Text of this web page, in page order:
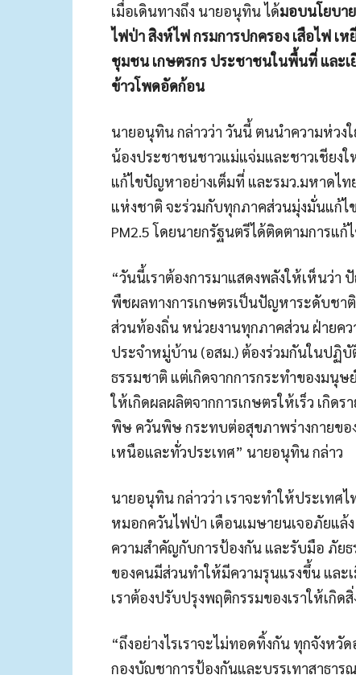
เมื่อเดินทางถึง นายอนุทิน ได้มอบนโยบา
ไฟป่า สิงห์ไฟ กรมการปกครอง เสือไฟ
ชุมชน เกษตรกร ประชาชนในพื้นที่ และเ
ข้าวโพดอัดก้อน
นายอนุทิน กล่าวว่า วันนี้ ตนนำความห่วง
น้องประชาชนชาวแม่แจ่มและชาวเชียง
แก้ไขปัญหาอย่างเต็มที่ และรมว.มหาดไ
แห่งชาติ จะร่วมกับทุกภาคส่วนมุ่งมั่นแก้
PM2.5 โดยนายกรัฐนตรีได้ติดตามการแ
“วันนี้เราต้องการมาแสดงพลังให้เห็นว่า
พืชผลทางการเกษตรเป็นปัญหาระดับชา
ส่วนท้องถิ่น หน่วยงานทุกภาคส่วน ฝ่ายค
ประจำหมู่บ้าน (อสม.) ต้องร่วมกันในปฏิ
ธรรมชาติ แต่เกิดจากการกระทำของมนุษ
ให้เกิดผลผลิตจากการเกษตรให้เร็ว เกิด
พิษ ควันพิษ กระทบต่อสุขภาพร่างกายขอ
เหนือและทั่วประเทศ” นายอนุทิน กล่าว
นายอนุทิน กล่าวว่า เราจะทำให้ประเท
หมอกควันไฟป่า เดือนเมษายนเจอภัยแล้
ความสำคัญกับการป้องกัน และรับมือ ภัย
ของคนมีส่วนทำให้มีความรุนแรงขึ้น และ
เราต้องปรับปรุงพฤติกรรมของเราให้เกิ
“ถึงอย่างไรเราจะไม่ทอดทิ้งกัน ทุกจังห
กองบัญชาการป้องกันและบรรเทาสาธา